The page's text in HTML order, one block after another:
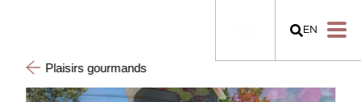
EN
Plaisirs gourmands